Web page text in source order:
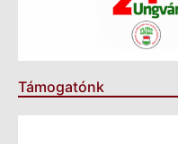
Támogatónk